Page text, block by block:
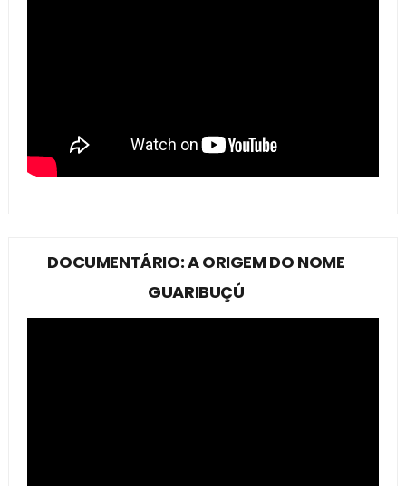
DOCUMENTÁRIO: A ORIGEM DO NOME
GUARIBUÇÚ